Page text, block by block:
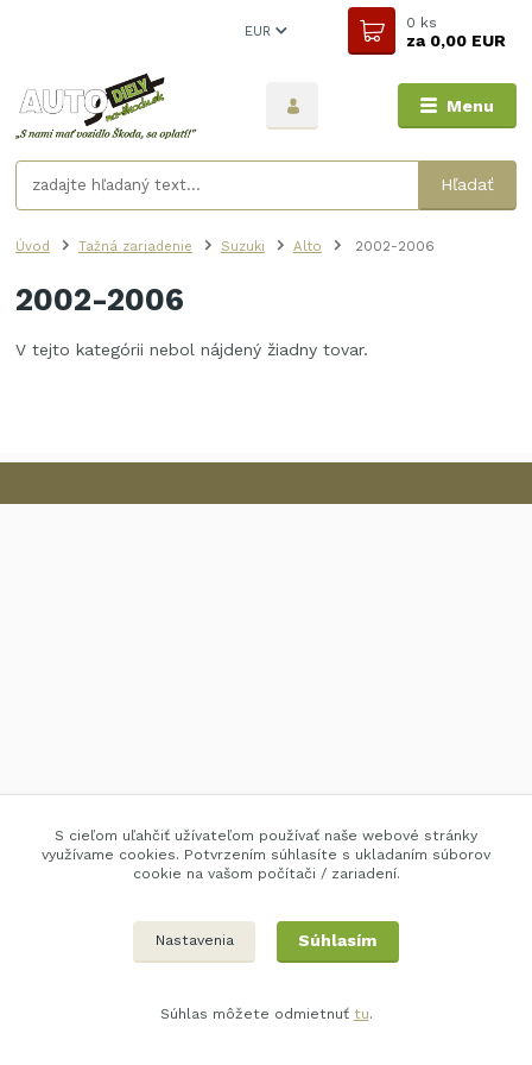
Menu
EUR
Hľadať
0 ks
za0,00 EUR
Úvod Tažná zariadenie Suzuki Alto 2002-2006
2002-2006
V tejto kategórii nebol nájdený žiadny tovar.
S cieľom uľahčiť užívateľom používať naše webové stránky
využívame cookies. Potvrzením súhlasíte s ukladaním súborov
cookie na vašom počítači / zariadení.
Nastavenia Súhlasím
Súhlas môžete odmietnuť tu.